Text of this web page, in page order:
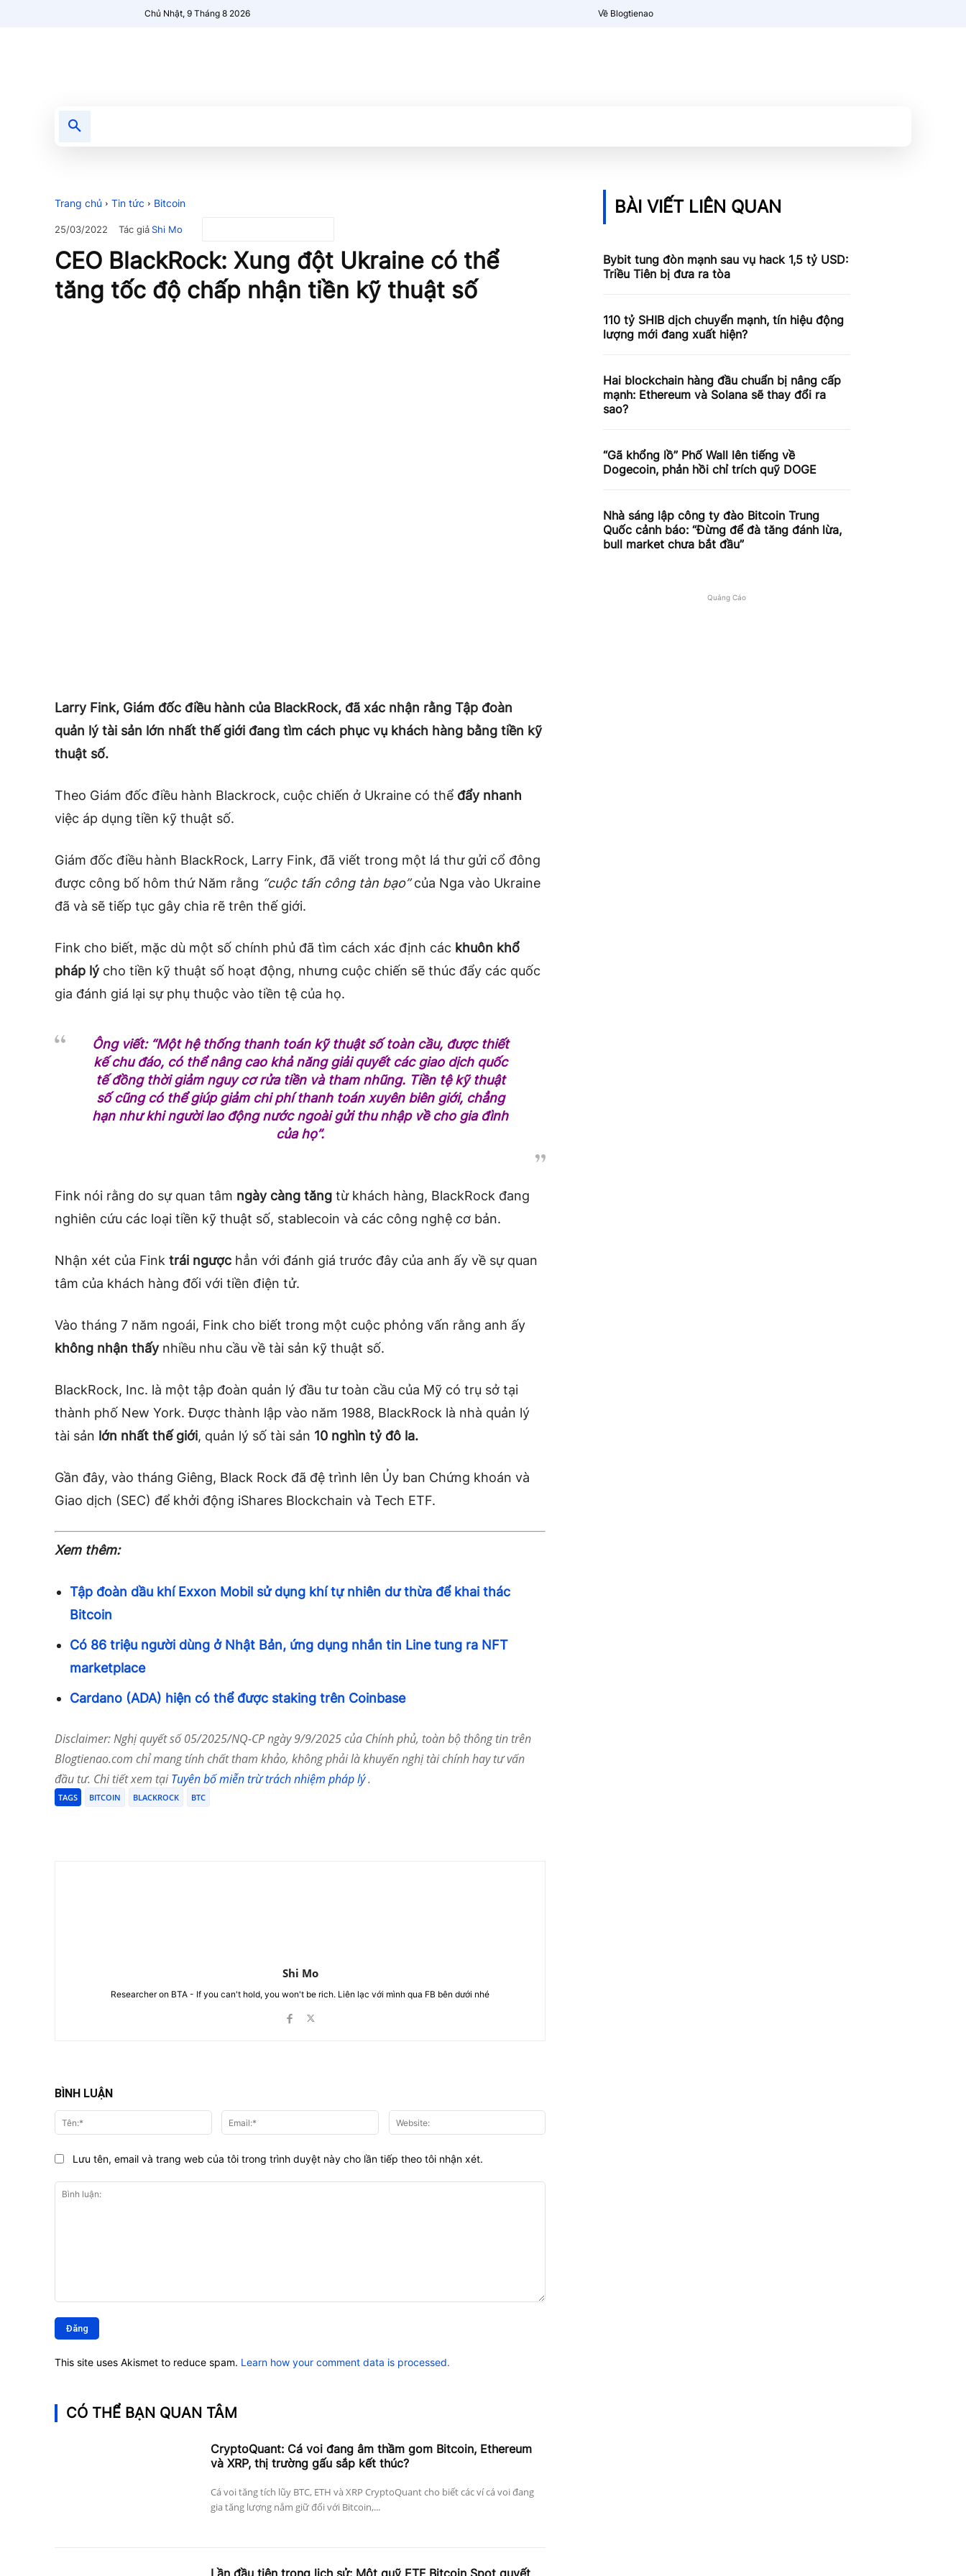
Chủ Nhật, 9 Tháng 8 2026 Về Blogtienao
Trang chủ Tin tức Bitcoin
25/03/2022 Tác giảShi Mo
CEO BlackRock: Xung đột Ukraine có thể
tăng tốc độ chấp nhận tiền kỹ thuật số
Larry Fink, Giám đốc điều hành của BlackRock, đã xác nhận rằng Tập đoàn
quản lý tài sản lớn nhất thế giới đang tìm cách phục vụ khách hàng bằng tiền kỹ
thuật số.
Theo Giám đốc điều hành Blackrock, cuộc chiến ở Ukraine có thể đẩy nhanh
việc áp dụng tiền kỹ thuật số.
Giám đốc điều hành BlackRock, Larry Fink, đã viết trong một lá thư gửi cổ đông
được công bố hôm thứ Năm rằng “cuộc tấn công tàn bạo”của Nga vào Ukraine
đã và sẽ tiếp tục gây chia rẽ trên thế giới.
Fink cho biết, mặc dù một số chính phủ đã tìm cách xác định các khuôn khổ
pháp lýcho tiền kỹ thuật số hoạt động, nhưng cuộc chiến sẽ thúc đẩy các quốc
gia đánh giá lại sự phụ thuộc vào tiền tệ của họ.
Ông viết: “Một hệ thống thanh toán kỹ thuật số toàn cầu, được thiết
kế chu đáo, có thể nâng cao khả năng giải quyết các giao dịch quốc
tế đồng thời giảm nguy cơ rửa tiền và tham nhũng. Tiền tệ kỹ thuật
số cũng có thể giúp giảm chi phí thanh toán xuyên biên giới, chẳng
hạn như khi người lao động nước ngoài gửi thu nhập về cho gia đình
của họ”.
Fink nói rằng do sự quan tâm ngày càng tăng từ khách hàng, BlackRock đang
nghiên cứu các loại tiền kỹ thuật số, stablecoin và các công nghệ cơ bản.
Nhận xét của Fink trái ngược hẳn với đánh giá trước đây của anh ấy về sự quan
tâm của khách hàng đối với tiền điện tử.
Vào tháng 7 năm ngoái, Fink cho biết trong một cuộc phỏng vấn rằng anh ấy
không nhận thấynhiều nhu cầu về tài sản kỹ thuật số.
BlackRock, Inc. là một tập đoàn quản lý đầu tư toàn cầu của Mỹ có trụ sở tại
thành phố New York. Được thành lập vào năm 1988, BlackRock là nhà quản lý
tài sản lớn nhất thế giới, quản lý số tài sản 10 nghìn tỷ đô la.
Gần đây, vào tháng Giêng, Black Rock đã đệ trình lên Ủy ban Chứng khoán và
Giao dịch (SEC) để khởi động iShares Blockchain và Tech ETF.
Xem thêm:
Tập đoàn dầu khí Exxon Mobil sử dụng khí tự nhiên dư thừa để khai thác
Bitcoin
Có 86 triệu người dùng ở Nhật Bản, ứng dụng nhắn tin Line tung ra NFT
marketplace
Cardano (ADA) hiện có thể được staking trên Coinbase
Disclaimer: Nghị quyết số 05/2025/NQ-CP ngày 9/9/2025 của Chính phủ, toàn bộ thông tin trên
Blogtienao.com chỉ mang tính chất tham khảo, không phải là khuyến nghị tài chính hay tư vấn
đầu tư. Chi tiết xem tạiTuyên bố miễn trừ trách nhiệm pháp lý.
TAGS BITCOIN BLACKROCK BTC
Shi Mo
Researcher on BTA - If you can't hold, you won't be rich. Liên lạc với mình qua FB bên dưới nhé
BÌNH LUẬN
luận:
Tên:* Email:*
Lưu tên, email và trang web của tôi trong trình duyệt này cho lần tiếp theo tôi nhận xét.
This site uses Akismet to reduce spam. Learn how your comment data is processed.
CÓ THỂ BẠN QUAN TÂM
CryptoQuant: Cá voi đang âm thầm gom Bitcoin, Ethereum
và XRP, thị trường gấu sắp kết thúc?
Cá voi tăng tích lũy BTC, ETH và XRP CryptoQuant cho biết các ví cá voi đang
gia tăng lượng nắm giữ đối với Bitcoin,...
BÀI VIẾT LIÊN QUAN
Bybit tung đòn mạnh sau vụ hack 1,5 tỷ USD:
Triều Tiên bị đưa ra tòa
110 tỷ SHIB dịch chuyển mạnh, tín hiệu động
lượng mới đang xuất hiện?
Hai blockchain hàng đầu chuẩn bị nâng cấp
mạnh: Ethereum và Solana sẽ thay đổi ra
sao?
“Gã khổng lồ” Phố Wall lên tiếng về
Dogecoin, phản hồi chỉ trích quỹ DOGE
Nhà sáng lập công ty đào Bitcoin Trung
Quốc cảnh báo: “Đừng để đà tăng đánh lừa,
bull market chưa bắt đầu”
Quảng Cáo